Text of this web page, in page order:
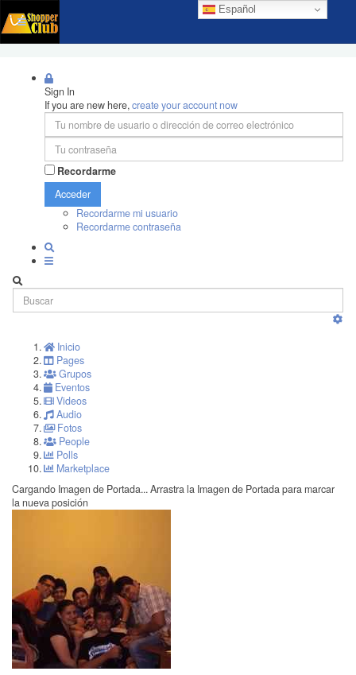
Español
Sign In
If you are new here,create your account now
Recordarme
Acceder
Recordarme mi usuario
Recordarme contraseña
Inicio
Pages
Grupos
Eventos
Videos
Audio
Fotos
People
Polls
Marketplace
Cargando Imagen de Portada... Arrastra la Imagen de Portada para marcar
la nueva posición